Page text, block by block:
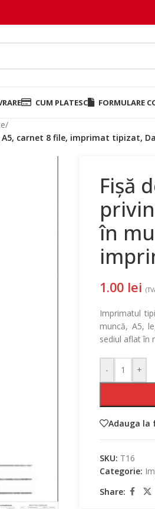
CUM PLATESC FORMULARE
/
carnet 8 file, imprimat tipizat,
Fișă
în
1.00 lei
Imprimatul
muncă, A5,
sediul aflat în
- +
Adauga la
SKU: T16
Categorie:
Share: